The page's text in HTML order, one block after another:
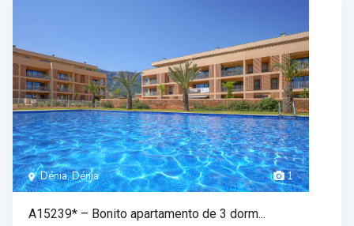
1
Dénia, Dénia
A15239* – Bonito apartamento de 3 dorm...